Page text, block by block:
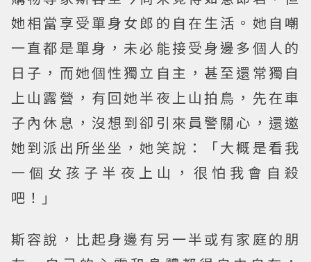
她相當享受單身女郎的自在生活。 她自嘲
一直都是單身，未必能接受身邊多個人的
日子，而她個性獨立自主，甚至還常獨自
上山露營，有回她半夜上山拍鳥，先在車
子內休息，沒想到卻引來員警關心，還邀
她到派出所坐坐，她笑說：「大概是看我
一個女孩子半夜上山，很怕我會自殺
吧！」
斯容說，比起身邊有另一半或有家庭的朋